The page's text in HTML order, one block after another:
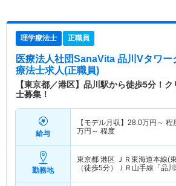
理学療法士 正職員
医療法人社団SanaVita 品川Vタワー
療法士求人(正職員)
【東京都／港区】品川駅から徒歩5分！
士募集！
給与
【モデル月収】 28.0万円～ 程
万円～ 程度
勤務地
東京都 港区 ＪＲ東海道本線(
（徒歩5分）ＪＲ山手線「品